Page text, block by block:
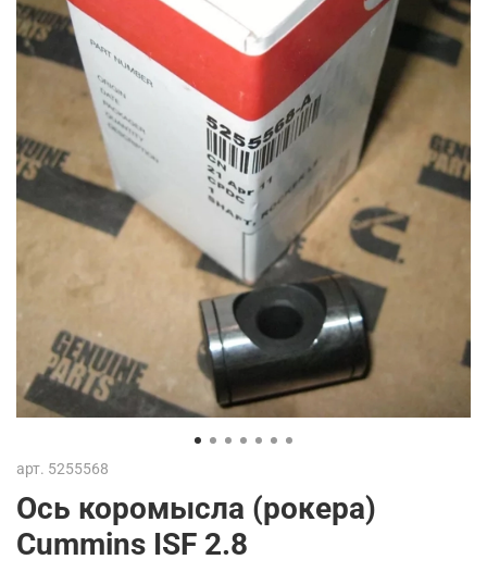
арт. 5255568
Ось коромысла (рокера)
Cummins ISF 2.8